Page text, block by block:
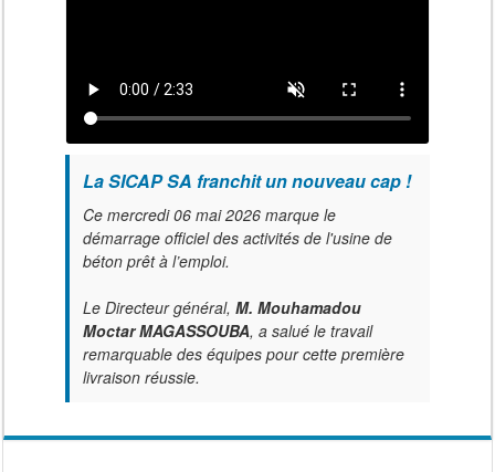
La SICAP SA franchit un nouveau cap !
Ce mercredi 06 mai 2026 marque le
démarrage officiel des activités de l'usine de
béton prêt à l’emploi.
Le Directeur général, M. Mouhamadou
Moctar MAGASSOUBA, a salué le travail
remarquable des équipes pour cette première
livraison réussie.